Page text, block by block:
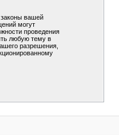
вашей
могут
проведения
любую тему в
разрешения,